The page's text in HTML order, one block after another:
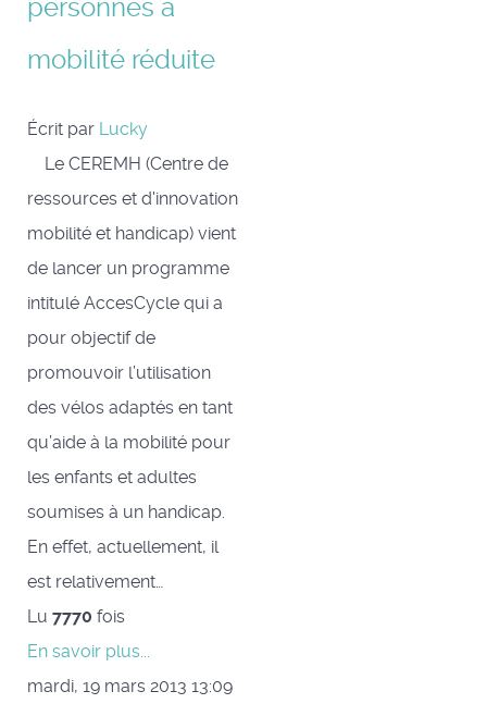
personnes à
mobilité réduite
Écrit par Lucky
Le CEREMH (Centre de
ressources et d'innovation
mobilité et handicap) vient
de lancer un programme
intitulé AccesCycle qui a
pour objectif de
promouvoir l’utilisation
des vélos adaptés en tant
qu’aide à la mobilité pour
les enfants et adultes
soumises à un handicap.
En effet, actuellement, il
est relativement…
Lu 7770 fois
En savoir plus...
mardi, 19 mars 2013 13:09